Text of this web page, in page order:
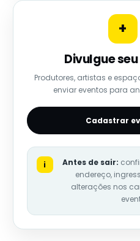
+
Divulgue
Produtores, artistas e
enviar eventos para
Cadastrar
i Antes de sair:
endereço,
alterações nos